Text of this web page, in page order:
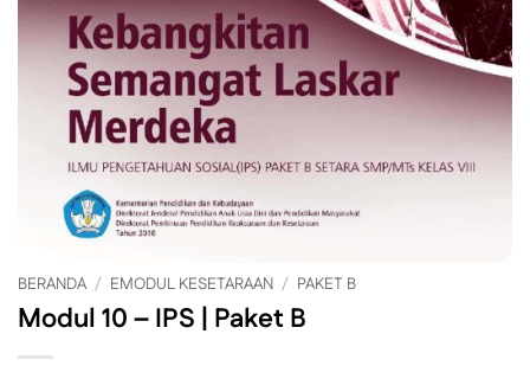
BERANDA / EMODUL KESETARAAN / PAKET B
Modul 10 – IPS | Paket B